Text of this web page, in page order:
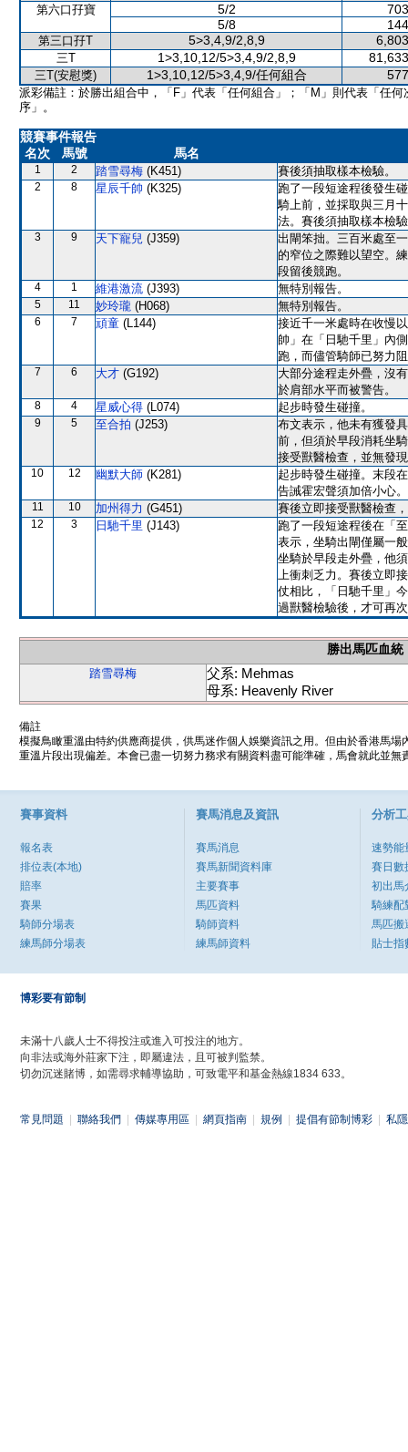
第六口孖寶 5/2
5/8
第三口孖T 5>3,4,9/2,8,9
三T 1>3,10,12/5>3,4,9/2,8,9
三T(安慰獎) 1>3,10,12/5>3,4,9/任何組合
派彩備註：於勝出組合中，「F」代表「任何組合」；「M」則代表「任何
序」。
競賽事件報告
名次
馬號 馬名
1 2 踏雪尋梅 (K451) 賽後須抽取樣本檢驗。
2 8 星辰千帥 (K325)
跑了一段短途程後發生
騎上前，並採取與三月
法。賽後須抽取樣本檢
3 9 天下寵兒 (J359)
出閘笨拙。三百米處至
的窄位之際難以望空。
段留後競跑。
4 1 維港激流 (J393) 無特別報告。
5 11 妙玲瓏 (H068) 無特別報告。
6 7 頑童 (L144)
接近千一米處時在收慢
帥」在「日馳千里」內
跑，而儘管騎師已努力
7 6 大才 (G192)
大部分途程走外疊，沒
於肩部水平而被警告。
8 4 星威心得 (L074) 起步時發生碰撞。
9 5 至合拍 (J253)
布文表示，他未有獲發
前，但須於早段消耗坐
接受獸醫檢查，並無發
10 12 幽默大師 (K281)
起步時發生碰撞。末段
告誡霍宏聲須加倍小心。
11 10 加州得力 (G451) 賽後立即接受獸醫檢查
12 3 日馳千里 (J143)
跑了一段短途程後在「
表示，坐騎出閘僅屬一
坐騎於早段走外疊，他
上衝刺乏力。賽後立即
仗相比，「日馳千里」
過獸醫檢驗後，才可再
勝出馬匹血統
踏雪尋梅
父系: Mehmas
母系: Heavenly River
備註
模擬鳥瞰重溫由特約供應商提供，供馬迷作個人娛樂資訊之用。但由於香港馬
重溫片段出現偏差。本會已盡一切努力務求有關資料盡可能準確，馬會就此並
賽事資料
報名表
排位表(本地)
賠率
賽果
騎師分場表
練馬師分場表
賽馬消息及資訊
賽馬消息
賽馬新聞資料庫
主要賽事
馬匹資料
騎師資料
練馬師資料
分析
速勢能
賽日數
初出馬
騎練配
馬匹搬
貼士指
博彩要有節制
未滿十八歲人士不得投注或進入可投注的地方。
向非法或海外莊家下注，即屬違法，且可被判監禁。
切勿沉迷賭博，如需尋求輔導協助，可致電平和基金熱線1834 633。
常見問題 聯絡我們 傳媒專用區 網頁指南 規例 提倡有節制博彩 私